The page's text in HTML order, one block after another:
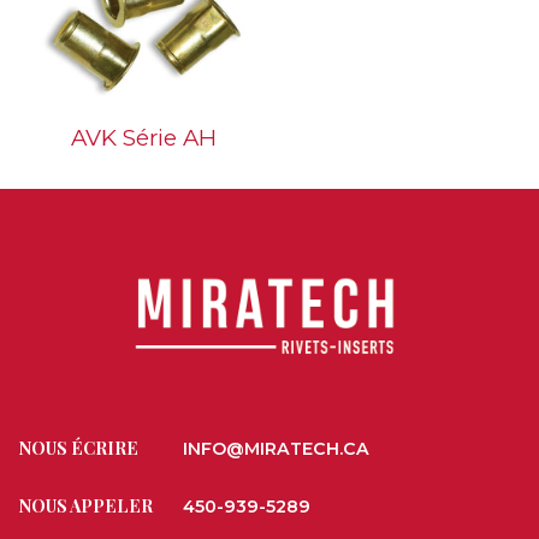
AVK Série AH
NOUS ÉCRIRE INFO@MIRATECH.CA
NOUS APPELER 450-939-5289